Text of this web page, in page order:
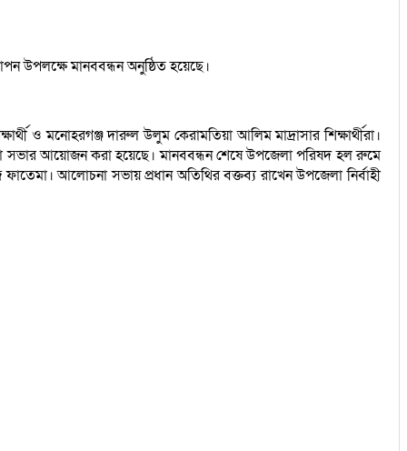
উপলক্ষে মানববন্ধন অনুষ্ঠিত হয়েছে।
ও মনোহরগঞ্জ দারুল উলুম কেরামতিয়া আলিম মাদ্রাসার শিক্ষার্থীরা।
আয়োজন করা হয়েছে। মানববন্ধন শেষে উপজেলা পরিষদ হল রুমে
আলোচনা সভায় প্রধান অতিথির বক্তব্য রাখেন উপজেলা নির্বাহী